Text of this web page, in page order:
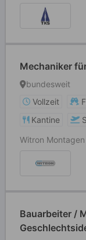
Mechaniker
bundesweit
Vollzeit
Kantine
Witron
Bauarbeiter /